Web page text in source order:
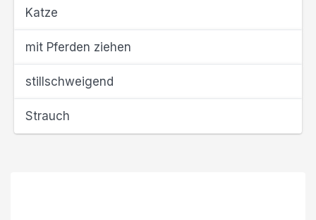
Katze
mit Pferden ziehen
stillschweigend
Strauch